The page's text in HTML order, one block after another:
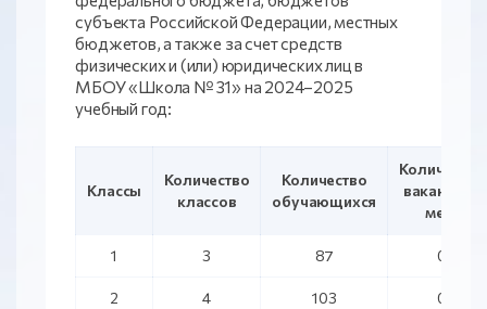
субъекта Российской Федерации, местных
бюджетов, а также за счет средств
физических и (или) юридических лиц в
МБОУ «Школа № 31» на 2024–2025
учебный год:
Классы
Количество
классов
Количество
обучающихся
Количество
вакантных
мест
1 3 87 0
2 4 103 0